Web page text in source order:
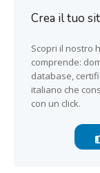
Crea il tuo
Scopri il nostro
comprende:
database,
italiano che
con un click.